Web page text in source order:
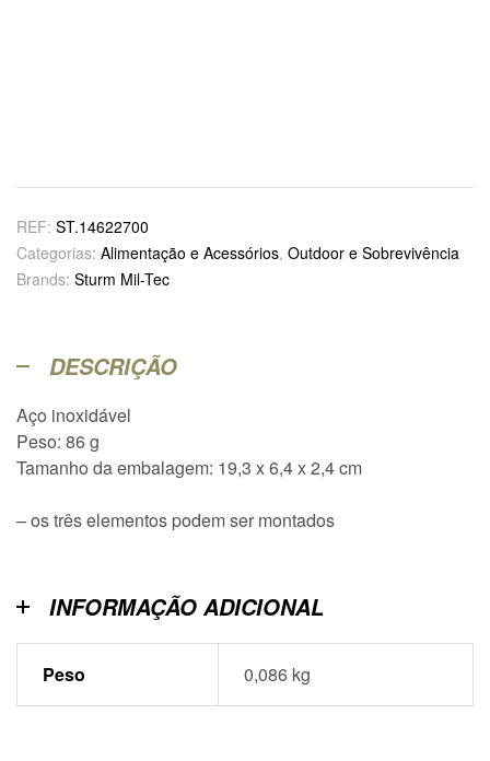
REF: ST.14622700
Categorias: Alimentação e Acessórios, Outdoor e Sobrevivência
Brands: Sturm Mil-Tec
DESCRIÇÃO
Aço inoxidável
Peso: 86 g
Tamanho da embalagem: 19,3 x 6,4 x 2,4 cm
– os três elementos podem ser montados
INFORMAÇÃO ADICIONAL
Peso 0,086 kg